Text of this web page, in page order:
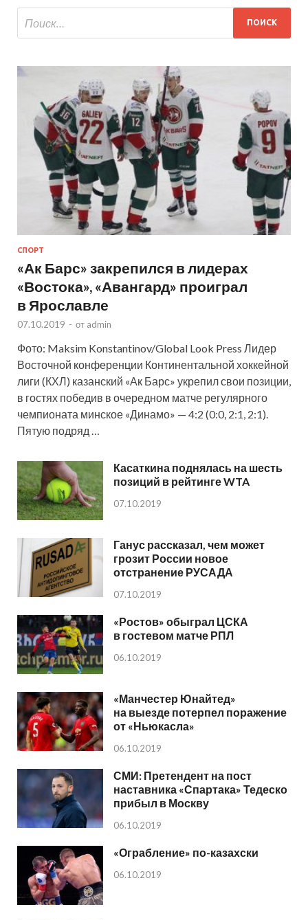
СПОРТ
«Ак Барс» закрепился в лидерах
«Востока», «Авангард» проиграл
в Ярославле
07.10.2019 - от admin
Фото: Maksim Konstantinov/Global Look Press Лидер
Восточной конференции Континентальной хоккейной
лиги (КХЛ) казанский «Ак Барс» укрепил свои позиции,
в гостях победив в очередном матче регулярного
чемпионата минское «Динамо» — 4:2 (0:0, 2:1, 2:1).
Пятую подряд …
Касаткина поднялась на шесть
позиций в рейтинге WTA
07.10.2019
Ганус рассказал, чем может
грозит России новое
отстранение РУСАДА
07.10.2019
«Ростов» обыграл ЦСКА
в гостевом матче РПЛ
06.10.2019
«Манчестер Юнайтед»
на выезде потерпел поражение
от «Ньюкасла»
06.10.2019
СМИ: Претендент на пост
наставника «Спартака» Тедеско
прибыл в Москву
06.10.2019
«Ограбление» по-казахски
06.10.2019